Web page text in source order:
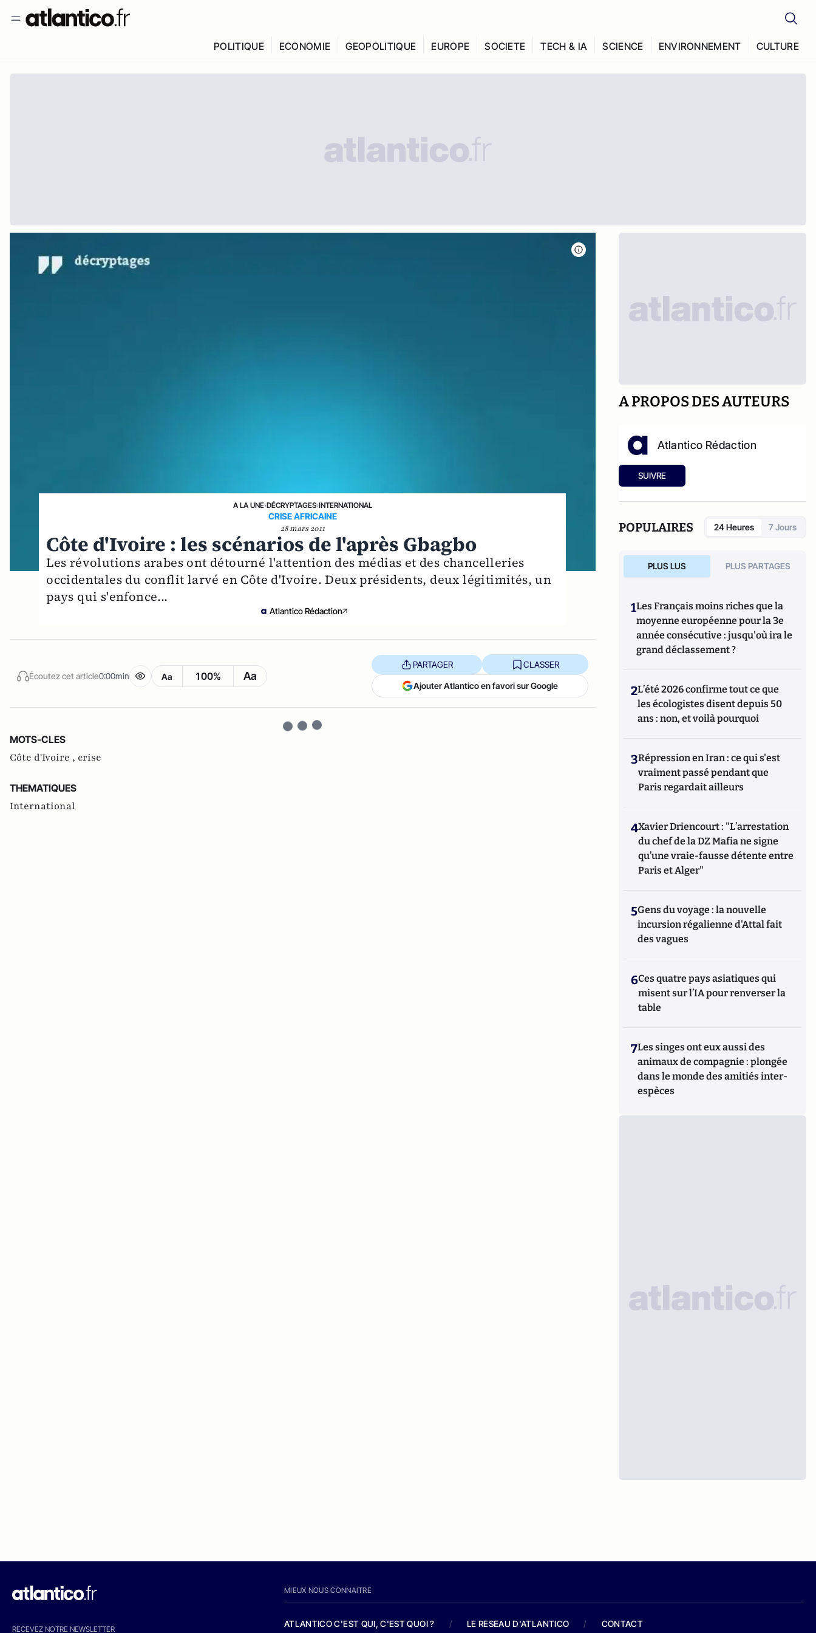
POLITIQUE ECONOMIE GEOPOLITIQUE EUROPE SOCIETE TECH & IA SCIENCE ENVIRONNEMENT CULTURE
A LA UNE›DÉCRYPTAGES›INTERNATIONAL
CRISE AFRICAINE
28 mars 2011
Côte d'Ivoire : les scénarios de l'après Gbagbo
Les révolutions arabes ont détourné l'attention des médias et des chancelleries
occidentales du conflit larvé en Côte d'Ivoire. Deux présidents, deux légitimités, un
pays qui s'enfonce...
Atlantico Rédaction
Écoutez cet article0:00min Aa 100% Aa
PARTAGER CLASSER
Ajouter Atlantico en favori sur Google
MOTS-CLES
Côte d'Ivoire , crise
THEMATIQUES
International
A PROPOS DES AUTEURS
Atlantico Rédaction
SUIVRE
POPULAIRES 24 Heures 7 Jours
PLUS LUS PLUS PARTAGES
1Les Français moins riches que la
moyenne européenne pour la 3e
année consécutive : jusqu'où ira le
grand déclassement ?
2L’été 2026 confirme tout ce que
les écologistes disent depuis 50
ans : non, et voilà pourquoi
3Répression en Iran : ce qui s'est
vraiment passé pendant que
Paris regardait ailleurs
4Xavier Driencourt : "L’arrestation
du chef de la DZ Mafia ne signe
qu’une vraie-fausse détente entre
Paris et Alger"
5Gens du voyage : la nouvelle
incursion régalienne d'Attal fait
des vagues
6Ces quatre pays asiatiques qui
misent sur l’IA pour renverser la
table
7Les singes ont eux aussi des
animaux de compagnie : plongée
dans le monde des amitiés inter-
espèces
RECEVEZ NOTRE NEWSLETTER
MIEUX NOUS CONNAITRE
ATLANTICO C'EST QUI, C'EST QUOI ? / LE RESEAU D'ATLANTICO / CONTACT